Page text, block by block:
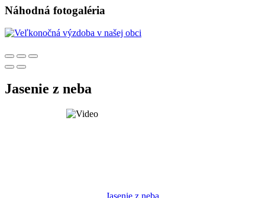
Náhodná fotogaléria
Jasenie z neba